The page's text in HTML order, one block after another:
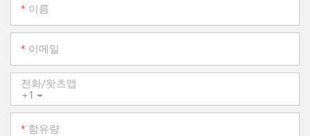
이름
이메일
+1
전화/왓츠앱
함유량